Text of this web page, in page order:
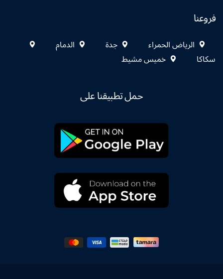
فروعنا
الرياض الحمراء جدة
الدمام
سكاكا
خميس مشيط
حمل تطبيقنا على